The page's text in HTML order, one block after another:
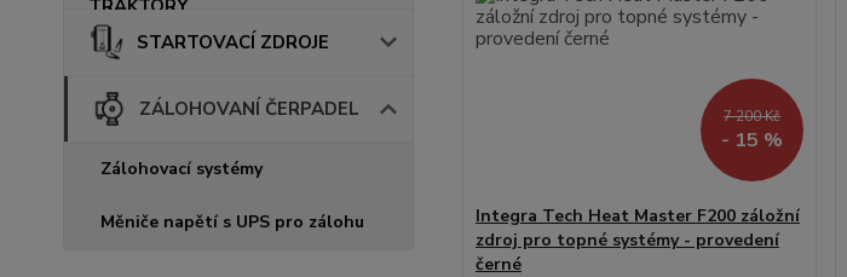
STARTOVACÍ ZDROJE
ZÁLOHOVANÍ ČERPADEL
Zálohovací systémy
Měniče napětí s UPS pro zálohu
7 200 Kč
- 15 %
Integra Tech Heat Master F200 záložní
zdroj pro topné systémy - provedení
černé